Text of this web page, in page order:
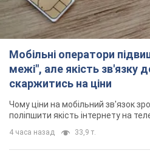
Мобільні оператори
межі", але якість зв'язку
скаржитись на ціни
Чому ціни на мобільний зв'язок
поліпшити якість інтернету на
4 часа назад 33,9 т.